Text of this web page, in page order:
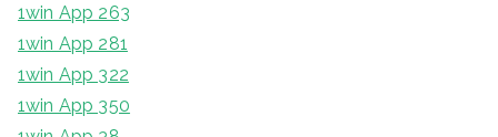
1win App 263
1win App 281
1win App 322
1win App 350